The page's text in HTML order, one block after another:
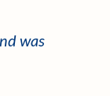
was